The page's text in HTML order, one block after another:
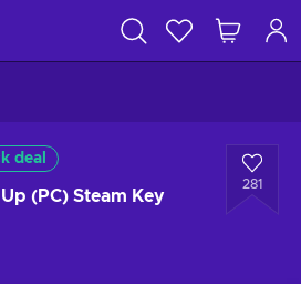
deal
(PC) Steam Key
281